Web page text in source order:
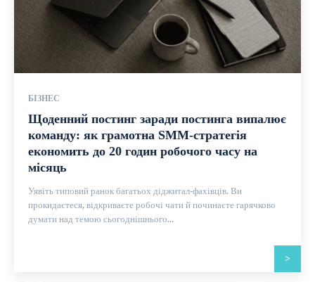
БІЗНЕС
Щоденний постинг заради постинга випалює
команду: як грамотна SMM-стратегія
економить до 20 годин робочого часу на
місяць
Уявіть типовий ранок багатьох діджитал-фахівців. Ви
прокидаєтеся, відкриваєте робочі чати й починаєте гарячково
думати над темою сьогоднішнього...
>